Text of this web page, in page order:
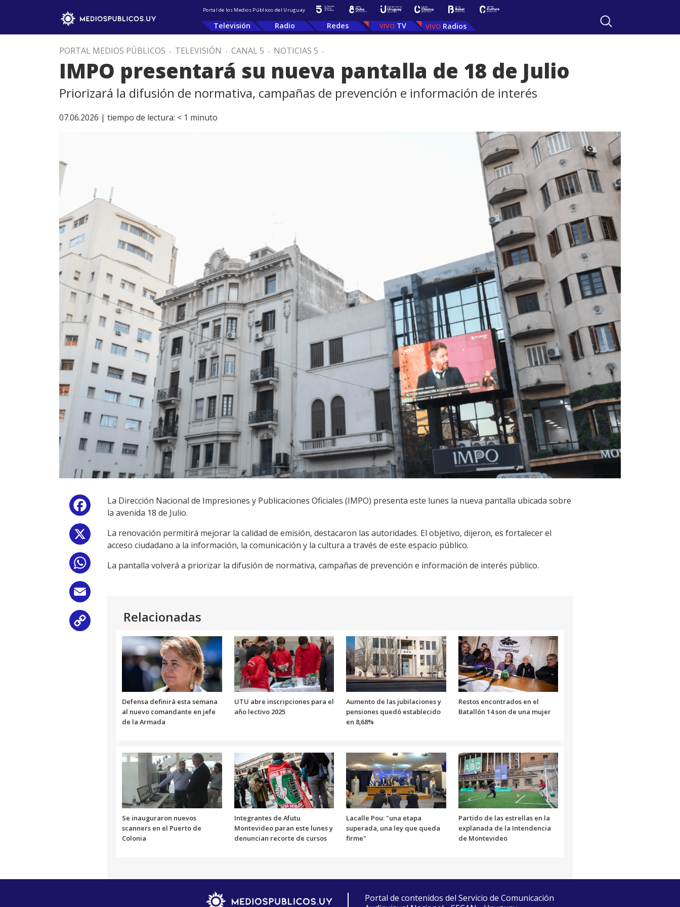
Portal de los Medios Públicos del Uruguay
Televisión Radio Redes TV Radios
PORTAL MEDIOS PÚBLICOS . TELEVISIÓN . CANAL 5 . NOTICIAS 5 .
IMPO presentará su nueva pantalla de 18 de Julio
Priorizará la difusión de normativa, campañas de prevención e información de interés
07.06.2026 | tiempo de lectura: < 1 minuto
Facebook
WhatsApp
La Dirección Nacional de Impresiones y Publicaciones Oficiales (IMPO) presenta este lunes la nueva pantalla ubicada sobre
la avenida 18 de Julio.
La renovación permitirá mejorar la calidad de emisión, destacaron las autoridades. El objetivo, dijeron, es fortalecer el
acceso ciudadano a la información, la comunicación y la cultura a través de este espacio público.
La pantalla volverá a priorizar la difusión de normativa, campañas de prevención e información de interés público.
Relacionadas
Defensa definirá esta semana
al nuevo comandante en jefe
de la Armada
UTU abre inscripciones para el
año lectivo 2025
Aumento de las jubilaciones y
pensiones quedó establecido
en 8,68%
Restos encontrados en el
Batallón 14 son de una mujer
Se inauguraron nuevos
scanners en el Puerto de
Colonia
Integrantes de Afutu
Montevideo paran este lunes y
denuncian recorte de cursos
Lacalle Pou: "una etapa
superada, una ley que queda
firme"
Partido de las estrellas en la
explanada de la Intendencia
de Montevideo
Portal de contenidos del Servicio de Comunicación